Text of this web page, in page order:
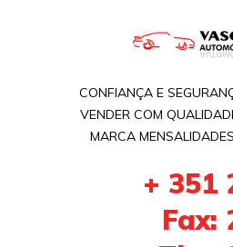
CONFIANÇA E
VENDER COM
MARCA
+ 351
Fax: